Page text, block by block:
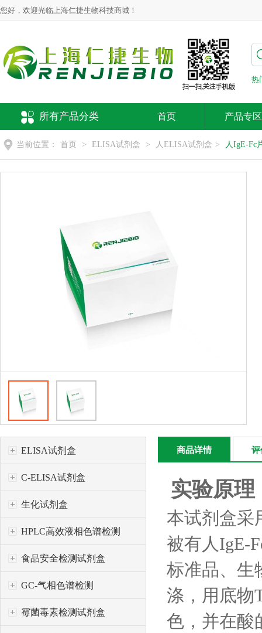
您好，欢迎光临上海仁捷生物科技商城！
热
所有产品分类 首页 产品专区
当前位置： 首页 > ELISA试剂盒 > 人ELISA试剂盒 > 人IgE-Fc
ELISA试剂盒
C-ELISA试剂盒
生化试剂盒
HPLC高效液相色谱检测
食品安全检测试剂盒
GC-气相色谱检测
霉菌毒素检测试剂盒
商品详情 评
实验原理
本试剂盒采
被有人 IgE-
标准品、生
涤，用底物
色，并在酸